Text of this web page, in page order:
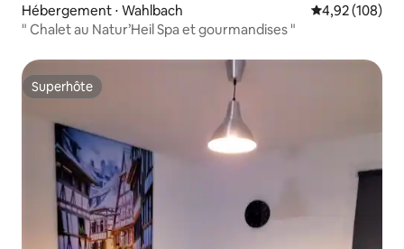
Hébergement ⋅ Wahlbach Évaluation
4,92 (108)
" Chalet au Natur’Heil Spa et gourmandises "
Superhôte
Superhôte